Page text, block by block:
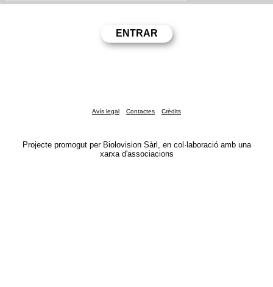
Avís legal Contactes Crèdits
Projecte promogut per Biolovision Sàrl, en col·laboració amb una
xarxa d'associacions